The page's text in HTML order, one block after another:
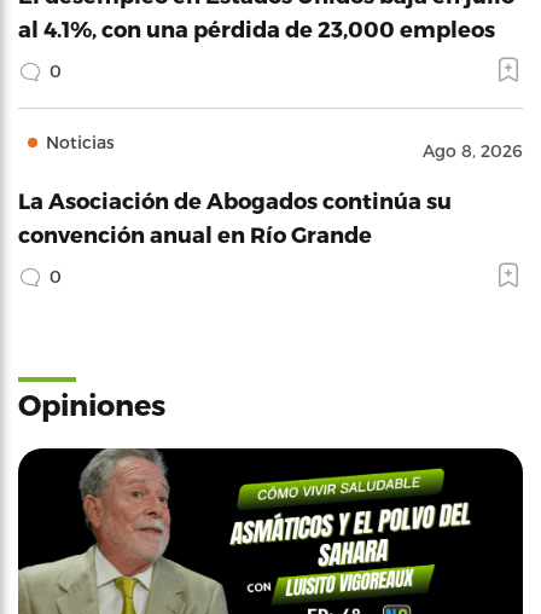
al 4.1%, con una pérdida de 23,000 empleos
0
Noticias Ago 8, 2026
La Asociación de Abogados continúa su
convención anual en Río Grande
0
Opiniones